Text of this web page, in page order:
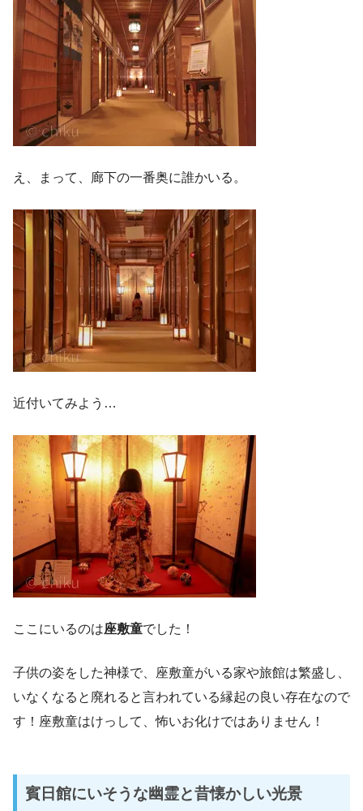
え、まって、廊下の一番奥に誰かいる。
近付いてみよう…
ここにいるのは座敷童でした！
子供の姿をした神様で、座敷童がいる家や旅館は繁盛し、
いなくなると廃れると言われている縁起の良い存在なので
す！座敷童はけっして、怖いお化けではありません！
賓日館にいそうな幽霊と昔懐かしい光景